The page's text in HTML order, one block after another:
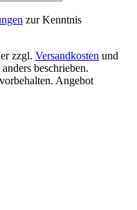
zur Kenntnis
zzgl. Versandkosten und
beschrieben.
Angebot